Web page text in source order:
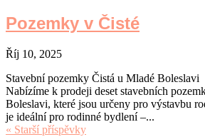
Pozemky v Čisté
Říj 10, 2025
Stavební pozemky Čistá u Mladé
Nabízíme k prodeji deset stavebních
Boleslavi, které jsou určeny pro výstavbu
je ideální pro rodinné bydlení –...
« Starší příspěvky